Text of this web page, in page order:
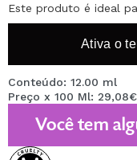
Este produto é ideal
Ativa o
Conteúdo: 12.00 ml
Preço x 100 Ml: 29,08€
Você tem